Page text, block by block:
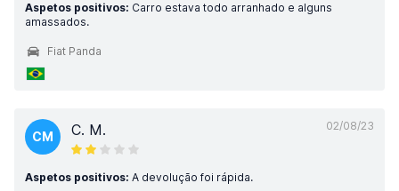
Aspetos positivos: Carro estava todo arranhado e alguns
amassados.
Fiat Panda
02/08/23
CM C. M.
Aspetos positivos: A devolução foi rápida.